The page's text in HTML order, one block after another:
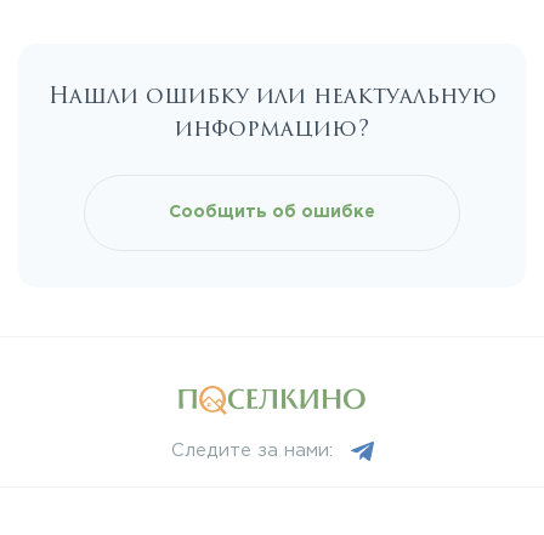
Каширское
Нашли ошибку или неактуальную
информацию?
Сообщить об ошибке
Следите за нами: